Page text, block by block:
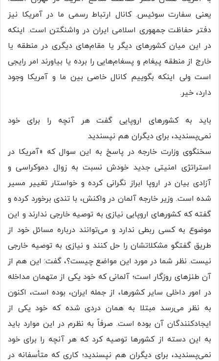
یعنی سفارت سوئیس. کانال ارتباط رسمی ما در آمریکا نیز
دفتر حفاظت جمهوری اسلامی ایران در واشنگتن است. اینکه
در این میان کشورهای دیگر یا مقام‌های دیگری در منطقه یا
خارج از منطقه پیغام‌ و پسغام‌هایی را برده یا بیاورند امر رایجی
است ولی اینکه بگوییم کانال خاصی بین ما و آمریکا وجود
دارد، خیر.
باید به کشورهای اروپایی گفت هر آنچه را برای خود
نمی‌پسندید، برای دیگران هم نپسندید
سخنگوی وزارت خارجه در پاسخ به این سوال که «آمریکا در
استراتژی امنیتی جدید خودش نسبت به زوال دموکراسی و
آزادی بیان در اروپا ابراز نگرانی کرده و خواستار تغییر مسیر
شده است. وزیر خارجه آلمان در واکنش، با تندی برخورد کرده و
گفته که کشورهای اروپایی نیازی به توصیه خارجی ندارند و این
موضوع به کسی ربطی ندارد و می‌توانند درباره مسائل خود از
طریق گفتگو مشکلاتشان را حل کنند و نیازی به توصیه خارجی
نیست. نظر شما در مورد این مواضع چیست؟، گفت: این هم از
آن طنزهای روزگار است؛ آلمانی که خود یکی از متهمان مداخله
در امور داخلی سایر کشورها، از جمله ایران، بوده است، اکنون
به نظر می‌رسد مبتلا به همان دردی شده که خود یکی از
ایجادکنندگان آن بوده است. صرفاً به نظرم در این موارد باید
به این دسته از کشورها توصیه کرد که هر آنچه را برای خود
نمی‌پسندید، برای دیگران هم نپسندید؛ کاری که متأسفانه در